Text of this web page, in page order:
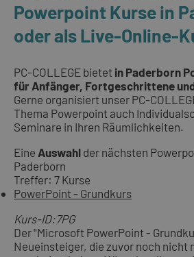
Powerpoint Kurse in
oder als Live-Online-
PC-COLLEGE bietet in Paderborn
für Anfänger, Fortgeschrittene
Gerne organisiert unser PC-
Thema Powerpoint auch
Seminare in Ihren Räumlichkeiten.
Eine Auswahl der nächsten
Paderborn
Treffer: 7 Kurse
PowerPoint - Grundkurs
Kurs-ID:7PG
Der "Microsoft PowerPoint -
Neueinsteiger, die zuvor noch nicht